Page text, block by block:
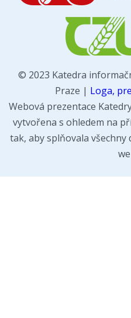
© 2023 Katedra
Praze | Loga,
Webová prezentace
vytvořena s ohledem na
tak, aby splňovala